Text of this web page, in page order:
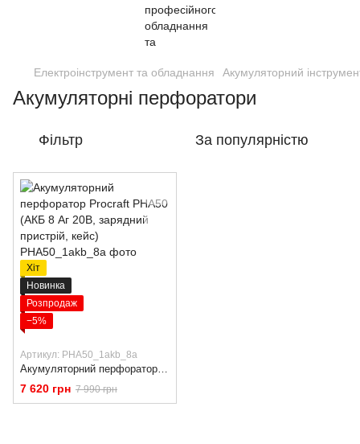
Електроінструмент та обладнання Акумуляторний
Акумуляторні перфоратори
Фільтр За популярністю
Хіт
Новинка
Розпродаж
−5%
Артикул: PHA50_1akb_8а
Акумуляторний перфоратор Procraft PHA50 (АКБ 8 Аг 20В, зарядний пристрій, кейс)
7 620 грн 7 990 грн